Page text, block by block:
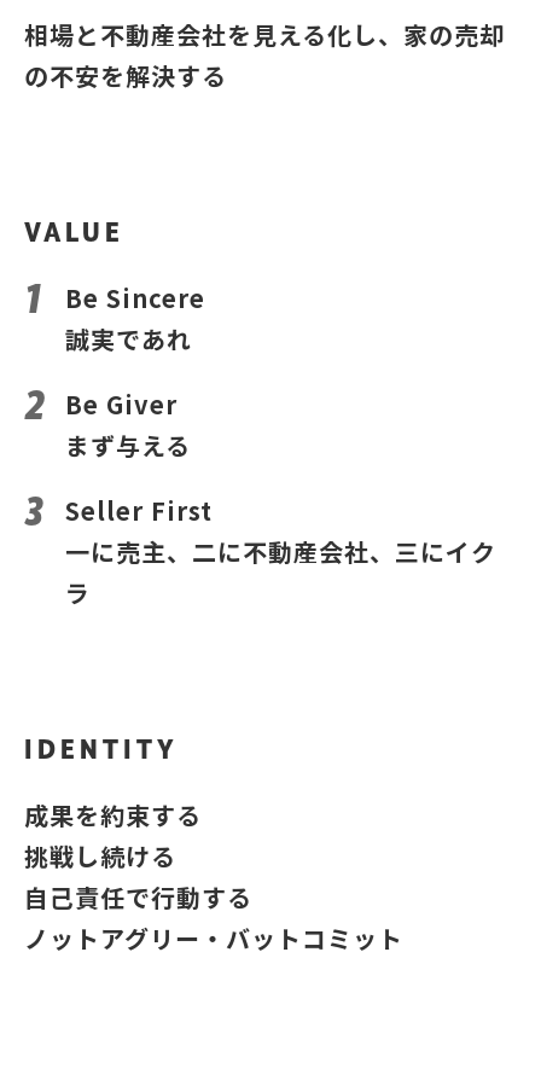
相場と不動産会社を見える化し、家の売却
の不安を解決する
VALUE
Be Sincere
誠実であれ
Be Giver
まず与える
Seller First
一に売主、二に不動産会社、三にイク
ラ
IDENTITY
成果を約束する
挑戦し続ける
自己責任で行動する
ノットアグリー・バットコミット